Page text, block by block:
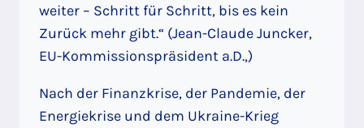
weiter – Schritt für Schritt, bis es kein
Zurück mehr gibt.“ (Jean-Claude Juncker,
EU-Kommissionspräsident a.D.,)
Nach der Finanzkrise, der Pandemie, der
Energiekrise und dem Ukraine-Krieg